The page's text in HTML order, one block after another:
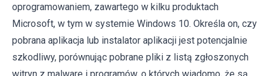
oprogramowaniem, zawartego w kilku produktach
Microsoft, w tym w systemie Windows 10. Określa on, czy
pobrana aplikacja lub instalator aplikacji jest potencjalnie
szkodliwy, porównując pobrane pliki z listą zgłoszonych
witryn z malware i programów, o których wiadomo, że są